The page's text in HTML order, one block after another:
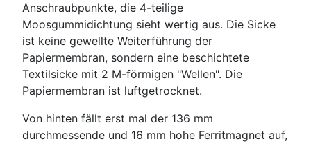
Anschraubpunkte, die 4-teilige
Moosgummidichtung sieht wertig aus. Die Sicke
ist keine gewellte Weiterführung der
Papiermembran, sondern eine beschichtete
Textilsicke mit 2 M-förmigen "Wellen". Die
Papiermembran ist luftgetrocknet.
Von hinten fällt erst mal der 136 mm
durchmessende und 16 mm hohe Ferritmagnet auf,